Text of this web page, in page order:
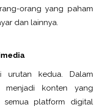
orang yang paham
dan lainnya.
kedua. Dalam
menjadi konten yang
semua platform digital